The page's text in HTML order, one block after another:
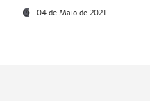
04 de Maio de 2021